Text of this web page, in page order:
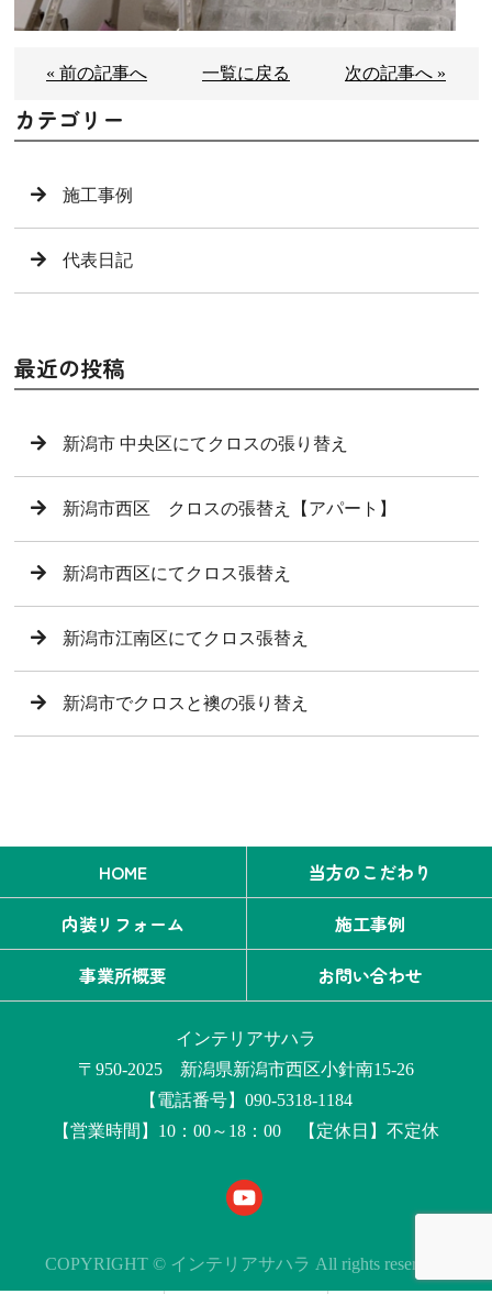
« 前の記事へ 一覧に戻る 次の記事へ »
カテゴリー
施工事例
代表日記
最近の投稿
新潟市 中央区にてクロスの張り替え
新潟市西区 クロスの張替え【アパート】
新潟市西区にてクロス張替え
新潟市江南区にてクロス張替え
新潟市でクロスと襖の張り替え
HOME
当方のこだわり
内装リフォーム
施工事例
事業所概要
お問い合わせ
インテリアサハラ
〒950-2025 新潟県新潟市西区小針南15-26
【電話番号】090-5318-1184
【営業時間】10：00～18：00 【定休日】不定休
COPYRIGHT © インテリアサハラ All rights reserved.